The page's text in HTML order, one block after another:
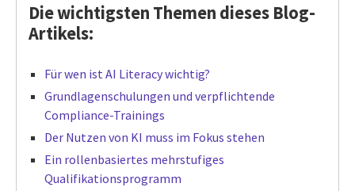
Die wichtigsten Themen dieses Blog-
Artikels:
Für wen ist AI Literacy wichtig?
Grundlagenschulungen und verpflichtende
Compliance-Trainings
Der Nutzen von KI muss im Fokus stehen
Ein rollenbasiertes mehrstufiges
Qualifikationsprogramm